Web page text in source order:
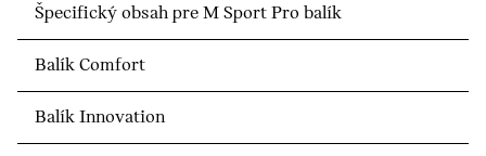
Špecifický obsah pre M Sport Pro balík
Balík Comfort
Balík Innovation